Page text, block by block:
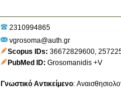
2310994865
vgrosoma@auth.gr
Scopus IDs 36672829600,
PubMed ID Grosomanidis +V
Γνωστικό Αντικείμενο: